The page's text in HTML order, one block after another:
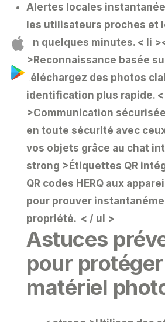
Alertes locales
les utilisateurs proches et
en quelques minutes. < li
>Reconnaissance basée
téléchargez des photos
identification plus rapide.
>Communication sécurisée
en toute sécurité avec
vos objets grâce au chat
strong >Étiquettes QR
QR codes HERQ aux
pour prouver
propriété. < / ul >
Astuces
pour
matériel